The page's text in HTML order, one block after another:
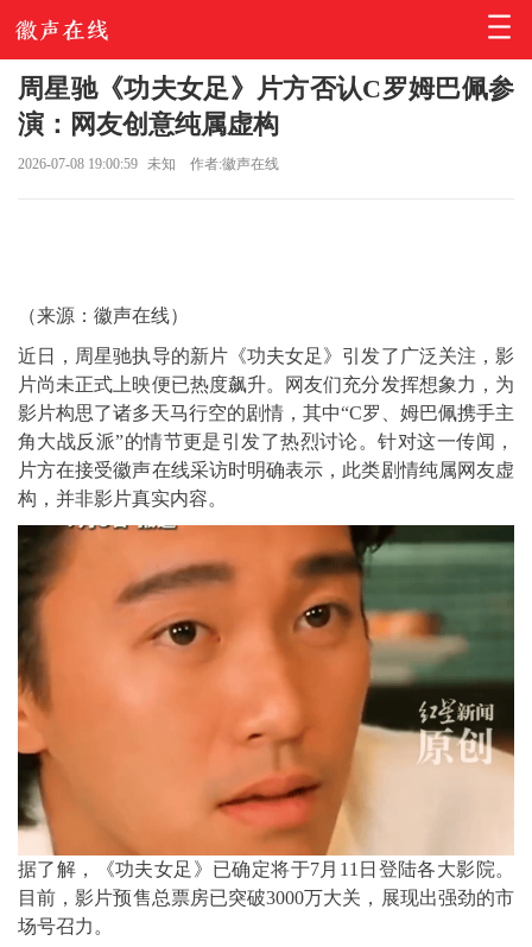
周星驰《功夫女足》片方否认C罗姆巴佩参
演：网友创意纯属虚构
2026-07-08 19:00:59 未知 作者:徽声在线
（来源：徽声在线）
近日，周星驰执导的新片《功夫女足》引发了广泛关注，影
片尚未正式上映便已热度飙升。网友们充分发挥想象力，为
影片构思了诸多天马行空的剧情，其中“C罗、姆巴佩携手主
角大战反派”的情节更是引发了热烈讨论。针对这一传闻，
片方在接受徽声在线采访时明确表示，此类剧情纯属网友虚
构，并非影片真实内容。
据了解，《功夫女足》已确定将于7月11日登陆各大影院。
目前，影片预售总票房已突破3000万大关，展现出强劲的市
场号召力。